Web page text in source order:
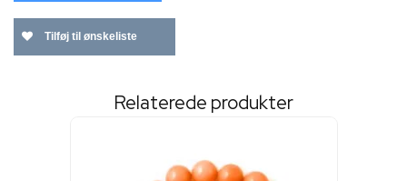
Tilføj til ønskeliste
Relaterede produkter